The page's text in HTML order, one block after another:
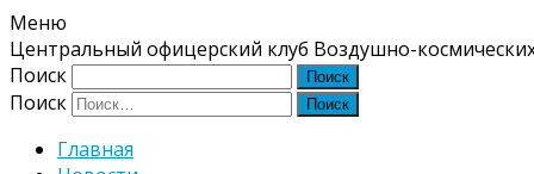
Меню
Центральный офицерский клуб Воздушно-
Поиск
Поиск
Главная